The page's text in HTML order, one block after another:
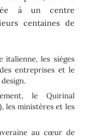
à un centre
centaines de
italienne, les sièges
entreprises et le
le Quirinal
les ministères et les
au cœur de